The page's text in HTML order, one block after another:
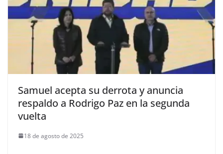
Samuel acepta su derrota y anuncia
respaldo a Rodrigo Paz en la segunda
vuelta
18 de agosto de 2025